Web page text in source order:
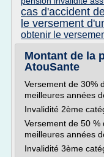
cas d'accident
le versement
obtenir le
Montant de la
AtouSante
Versement de 30%
meilleures années
Invalidité 2ème
Versement de 50
meilleures années
Invalidité 3ème